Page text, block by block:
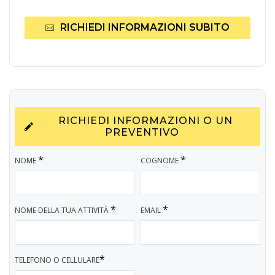
RICHIEDI INFORMAZIONI SUBITO
RICHIEDI INFORMAZIONI O UN
PREVENTIVO
NOME* COGNOME*
NOME DELLA TUA ATTIVITÀ* EMAIL*
TELEFONO O CELLULARE*